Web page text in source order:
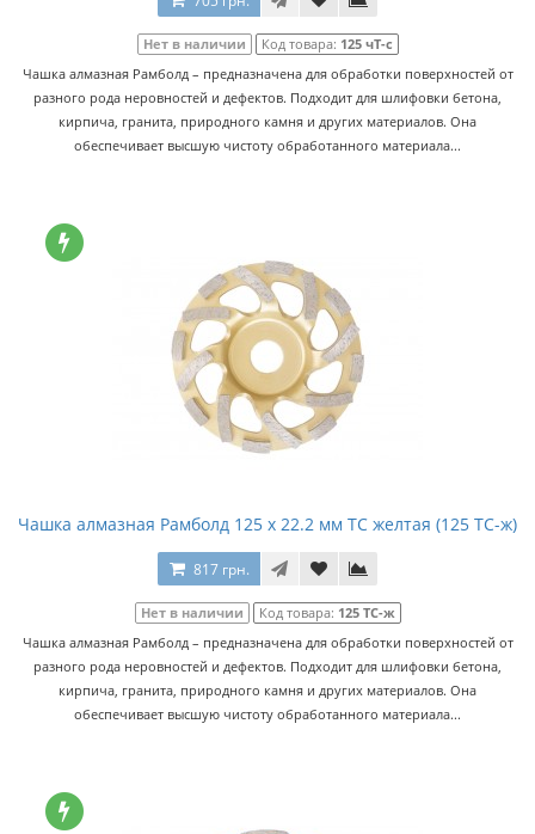
Нет в наличии Код товара: 125 чT-с
Чашка алмазная Рамболд – предназначена для обработки поверхностей от
разного рода неровностей и дефектов. Подходит для шлифовки бетона,
кирпича, гранита, природного камня и других материалов. Она
обеспечивает высшую чистоту обработанного материала...
Чашка алмазная Рамболд 125 x 22.2 мм TC желтая (125 TC-ж)
817 грн.
Нет в наличии Код товара: 125 TC-ж
Чашка алмазная Рамболд – предназначена для обработки поверхностей от
разного рода неровностей и дефектов. Подходит для шлифовки бетона,
кирпича, гранита, природного камня и других материалов. Она
обеспечивает высшую чистоту обработанного материала...